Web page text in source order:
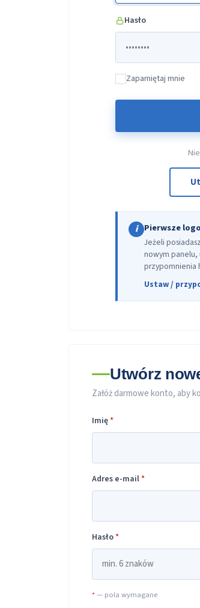
Hasło
Zapamiętaj mnie
i Pierwsze
Jeżeli
nowym panelu,
przypomnienia
Ustaw /
Utwórz
Załóż darmowe konto, aby
Imię*
Adres e-mail*
Hasło*
*— pola wymagane